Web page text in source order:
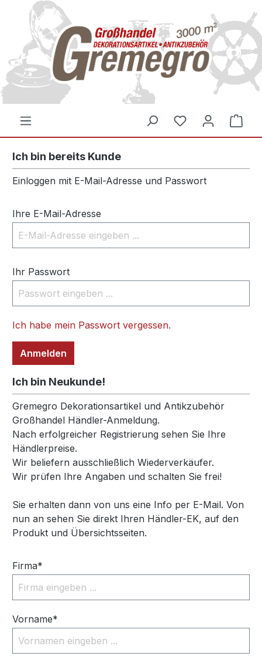
springen
Ich bin bereits Kunde
Einloggen mit E-Mail-Adresse und Passwort
Ihre E-Mail-Adresse
Ihr Passwort
Ich habe mein Passwort vergessen.
Anmelden
Ich bin Neukunde!
Persönliche Informationen
Gremegro Dekorationsartikel und Antikzubehör
Großhandel Händler-Anmeldung.
Nach erfolgreicher Registrierung sehen Sie Ihre
Händlerpreise.
Wir beliefern ausschließlich Wiederverkäufer.
Wir prüfen Ihre Angaben und schalten Sie frei!
Sie erhalten dann von uns eine Info per E-Mail. Von
nun an sehen Sie direkt Ihren Händler-EK, auf den
Produkt und Übersichtsseiten.
Firma*
Vorname*